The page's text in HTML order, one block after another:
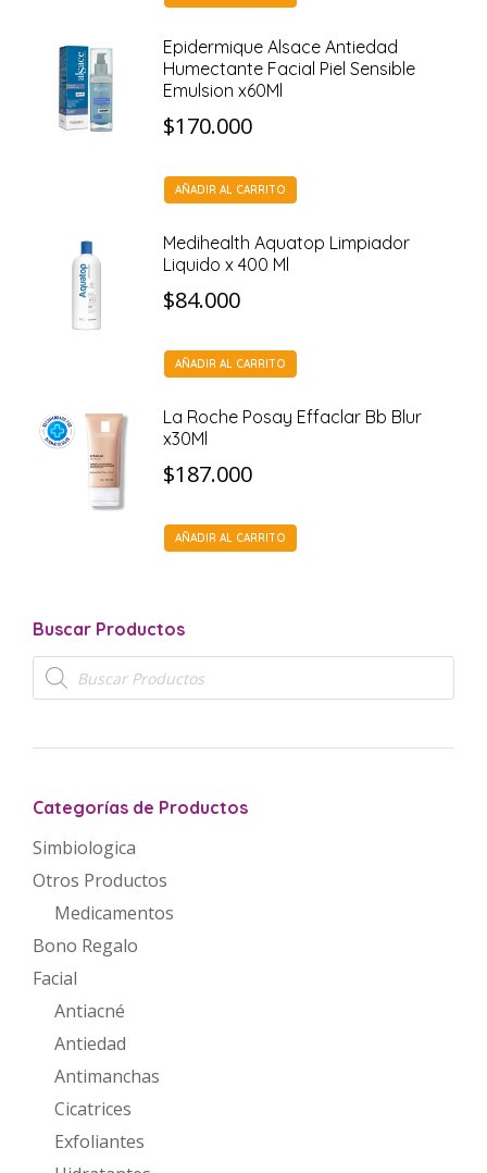
Epidermique Alsace Antiedad
Humectante Facial Piel Sensible
Emulsion x60Ml
$170.000
AÑADIR AL CARRITO
Medihealth Aquatop Limpiador
Liquido x 400 Ml
$84.000
AÑADIR AL CARRITO
La Roche Posay Effaclar Bb Blur
x30Ml
$187.000
AÑADIR AL CARRITO
Buscar Productos
Búsqueda
de
productos
Categorías de Productos
Simbiologica
Otros Productos
Medicamentos
Bono Regalo
Facial
Antiacné
Antiedad
Antimanchas
Cicatrices
Exfoliantes